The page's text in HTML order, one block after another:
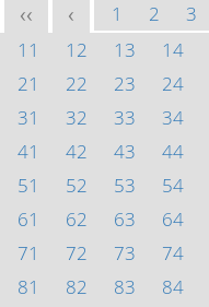
<< < 1 2 3
11
12 13 14
21
22 23 24
31
32 33 34
41
42 43 44
51
52 53 54
61
62 63 64
71
72 73 74
81
82 83 84